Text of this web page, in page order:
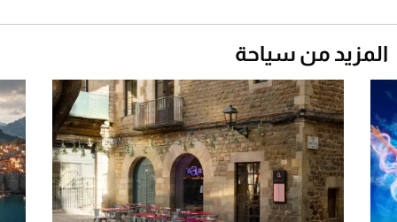
Aston Martin Valiant: على هوى الأبطال
المزيد من سياحة